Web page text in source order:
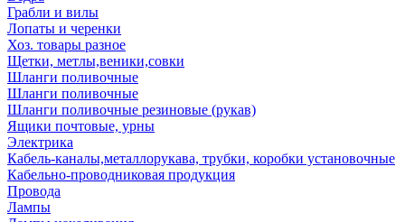
Грабли и вилы
Лопаты и черенки
Хоз. товары разное
Щетки, метлы,веники,совки
Шланги поливочные
Шланги поливочные
Шланги поливочные резиновые (рукав)
Ящики почтовые, урны
Электрика
Кабель-каналы,металлорукава, трубки, коробки установочные
Кабельно-проводниковая продукция
Провода
Лампы